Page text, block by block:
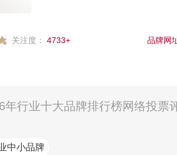
关注度： 4733+ 品牌网
行业十大品牌排行榜网络投票
中小品牌